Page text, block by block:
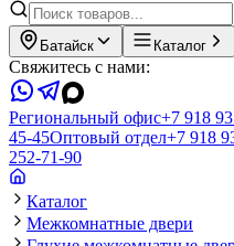
Батайск Каталог
Свяжитесь с нами:
Региональный офис+7 918
45-45Оптовый отдел+7 918
252-71-90
Каталог
Межкомнатные двери